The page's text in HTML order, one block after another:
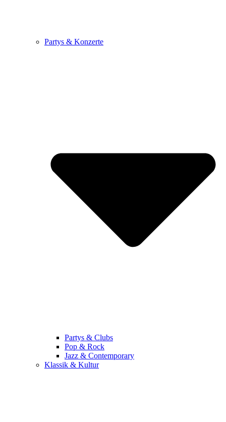
Partys & Konzerte
Partys & Clubs
Pop & Rock
Jazz & Contemporary
Klassik & Kultur